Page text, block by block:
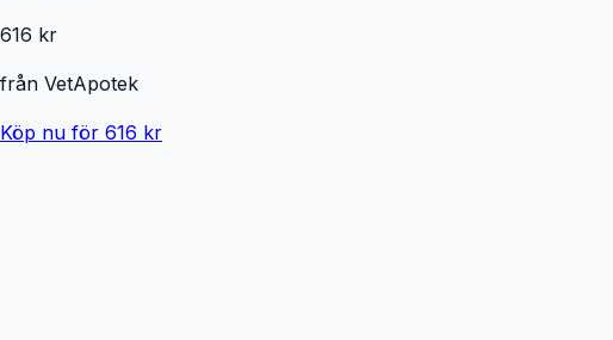
616 kr
från VetApotek
Köp nu för 616 kr